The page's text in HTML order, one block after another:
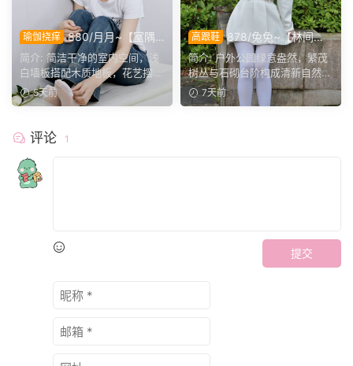
瑜伽挠痒 880/月月~【室隅
姿影】雅室定格多样姿态，记
录鞋袜与肢体的百态呈现。
简介: 简洁干净的室内空间，浅
白墙板搭配木质地板，花艺摆件
点缀场景。月月身着白...
5天前
高跟鞋 878/兔兔~【林间甜
序】公园翠色环绕，粉白装
束，动静间尽显少女娇柔风
姿。
简介: 户外公园绿意盎然，繁茂
树丛与石砌台阶构成清新自然环
境。兔兔身着白调小香...
7天前
评论 1
提交